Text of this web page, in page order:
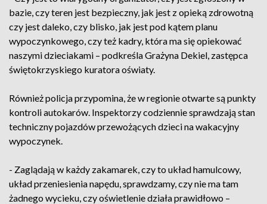
bazie, czy teren jest bezpieczny, jak jest z opieką zdrowotną
czy jest daleko, czy blisko, jak jest pod kątem planu
wypoczynkowego, czy też kadry, która ma się opiekować
naszymi dzieciakami – podkreśla Grażyna Dekiel, zastępca
świętokrzyskiego kuratora oświaty.
Również policja przypomina, że w regionie otwarte są punkty
kontroli autokarów. Inspektorzy codziennie sprawdzają stan
techniczny pojazdów przewożących dzieci na wakacyjny
wypoczynek.
- Zaglądają w każdy zakamarek, czy to układ hamulcowy,
układ przeniesienia napędu, sprawdzamy, czy nie ma tam
żadnego wycieku, czy oświetlenie działa prawidłowo –